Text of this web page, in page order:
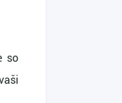
so